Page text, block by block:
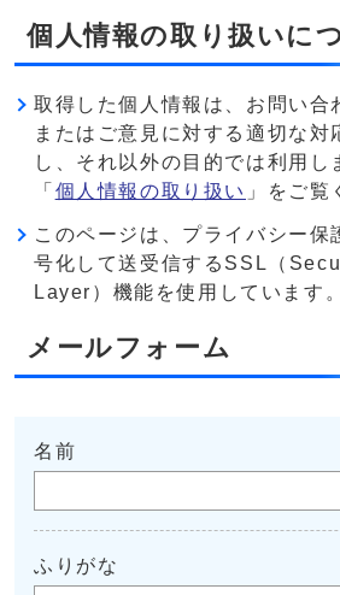
個人情報の取り扱いに
取得した個人情報は、お問い合
またはご意見に対する適切な対
し、それ以外の目的では利用し
「 個人情報の取り扱い 」をご覧
このページは、プライバシー保
号化して送受信するSSL（
Layer）機能を使用しています。
メールフォーム
名前
ふりがな